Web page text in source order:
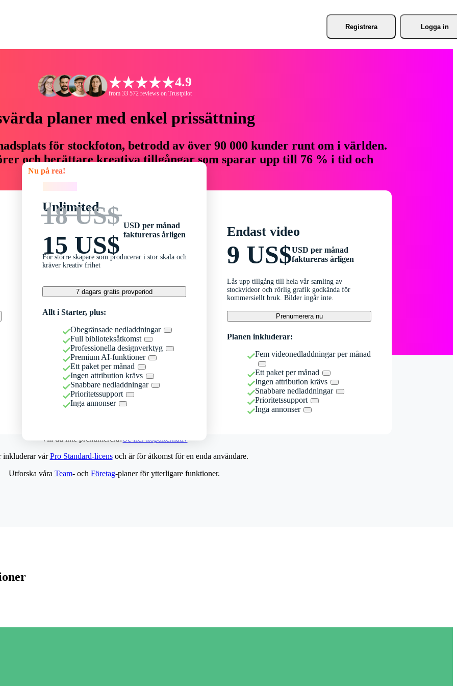
Registrera Logga in
4.9
from 33 572 reviews on Trustpilot
planer med enkel prissättning
för stockfoton, betrodd av över 90 000 kunder runt om i världen.
och berättare kreativa tillgångar som sparar upp till 76 % i tid och
Nu på rea!
Unlimited
18 US$
15 US$
USD per månad
faktureras årligen
För större skapare som producerar i stor skala och
kräver kreativ frihet
7 dagars gratis provperiod
Allt i Starter, plus:
Obegränsade nedladdningar
Full biblioteksåtkomst
Professionella designverktyg
Premium AI-funktioner
Ett paket per månad
Ingen attribution krävs
Snabbare nedladdningar
Prioritetssupport
Inga annonser
Endast video
9 US$USD per månad
faktureras årligen
Lås upp tillgång till hela vår samling av
stockvideor och rörlig grafik godkända för
kommersiellt bruk. Bilder ingår inte.
Prenumerera nu
Planen inkluderar:
Fem videonedladdningar per månad
Ett paket per månad
Ingen attribution krävs
Snabbare nedladdningar
Prioritetssupport
Inga annonser
Vill du inte prenumerera?Se fler köpalternativ
inkluderar vårPro Standard-licensoch är för åtkomst för en enda användare.
Utforska våra Team- och Företag-planer för ytterligare funktioner.